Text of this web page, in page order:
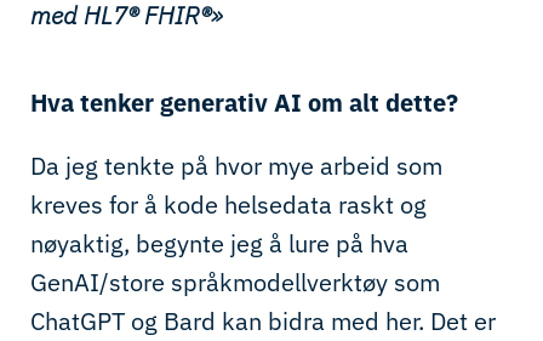
med HL7® FHIR®»
Hva tenker generativ AI om alt dette?
Da jeg tenkte på hvor mye arbeid som
kreves for å kode helsedata raskt og
nøyaktig, begynte jeg å lure på hva
GenAI/store språkmodellverktøy som
ChatGPT og Bard kan bidra med her. Det er